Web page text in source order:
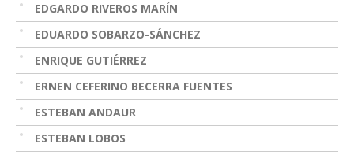
EDGARDO RIVEROS MARÍN
EDUARDO SOBARZO-SÁNCHEZ
ENRIQUE GUTIÉRREZ
ERNEN CEFERINO BECERRA FUENTES
ESTEBAN ANDAUR
ESTEBAN LOBOS